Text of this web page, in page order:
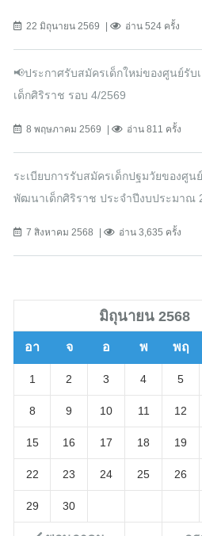
22 มิถุนายน 2569 อ่าน 524 ครั้ง
📢ประกาศรับสมัครเด็กใหม่ของศูนย์รั
เด็กศิริราช รอบ 4/2569
8 พฤษภาคม 2569 อ่าน 811 ครั้ง
ระเบียบการรับสมัครเด็กปฐมวัยของศูน
พัฒนาเด็กศิริราช ประจำปีงบประมาณ
7 สิงหาคม 2568 อ่าน 3,635 ครั้ง
มิถุนายน 2568
อา จ อ พ พฤ
1 2 3 4 5
8 9 10 11 12
15 16 17 18 19
22 23 24 25 26
29 30